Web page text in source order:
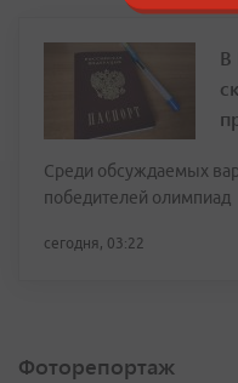
В
Среди обсуждаемых
победителей олимпиад
сегодня, 03:22
Фоторепортаж